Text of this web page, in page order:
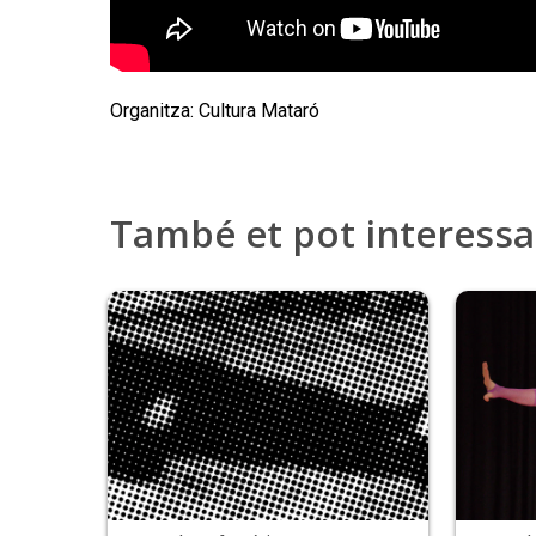
Organitza: Cultura Mataró
També et pot